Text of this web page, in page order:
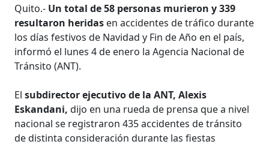
Quito.- Un total de 58 personas murieron y 339
resultaron heridas en accidentes de tráfico durante
los días festivos de Navidad y Fin de Año en el país,
informó el lunes 4 de enero la Agencia Nacional de
Tránsito (ANT).
Elsubdirector ejecutivo de la ANT, Alexis
Eskandani,dijo en una rueda de prensa que a nivel
nacional se registraron 435 accidentes de tránsito
de distinta consideración durante las fiestas